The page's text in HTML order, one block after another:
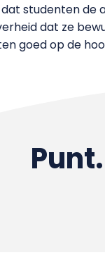
studenten de
dat ze
goed op de